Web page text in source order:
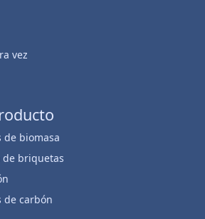
vez
biomasa
de briquetas
de carbón